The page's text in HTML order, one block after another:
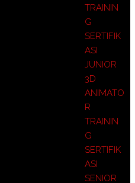
TRAININ
G
SERTIFIK
ASI
JUNIOR
3D
ANIMATO
R
TRAININ
G
SERTIFIK
ASI
SENIOR